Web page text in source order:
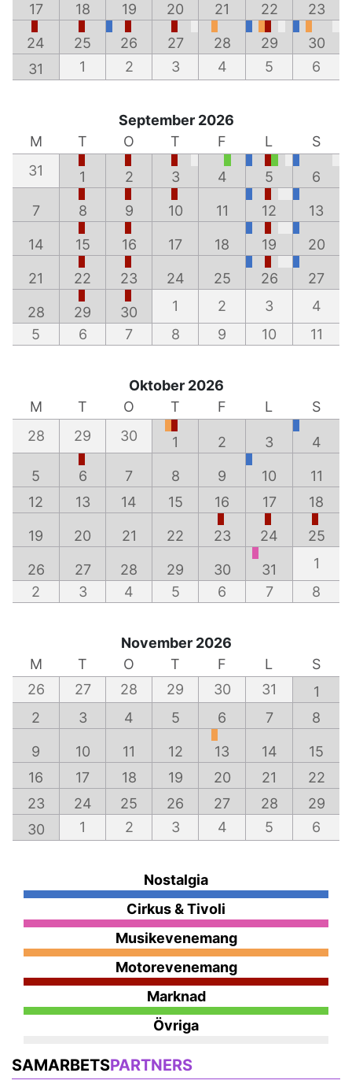
17 18 19 20 21 22 23
24 25 26 27 28 29
30
31
1 2 3 4 5 6
September 2026
M
T O T F L
S
31
1 2 3 4 5 6
7 8 9 10 11 12 13
14 15 16 17 18 19 20
21 22 23 24 25 26 27
28 29 30 1 2 3
4
5
6 7 8 9 10 11
Oktober 2026
M
T O T F L
S
28
29 30 1 2 3 4
5 6 7 8 9 10
11
12
13 14 15 16 17 18
19 20 21 22 23 24 25
26 27 28 29 30 31
1
2
3 4 5 6 7 8
November 2026
M
T O T F L
S
26
27 28 29 30 31
1
2
3 4 5 6 7 8
9 10 11 12 13 14
15
16
17 18 19 20 21
22
23
24 25 26 27 28
29
30
1 2 3 4 5 6
Nostalgia
Cirkus & Tivoli
Musikevenemang
Motorevenemang
Marknad
Övriga
SAMARBETSPARTNERS